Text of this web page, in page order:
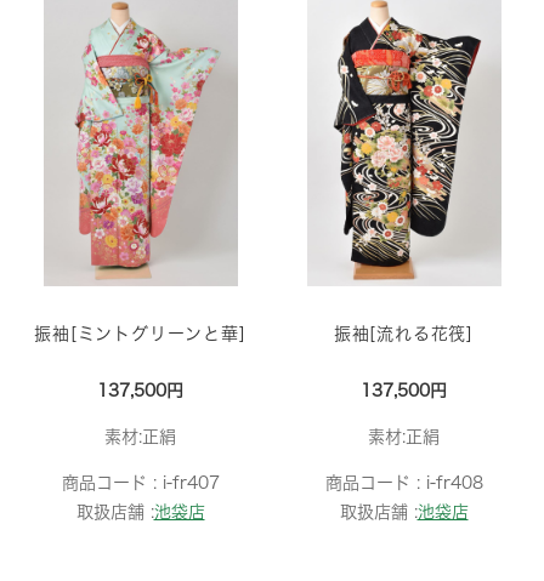
振袖[ミントグリーンと華]
137,500円
素材:正絹
商品コード : i-fr407
取扱店舗 :池袋店
振袖[流れる花筏]
137,500円
素材:正絹
商品コード : i-fr408
取扱店舗 :池袋店